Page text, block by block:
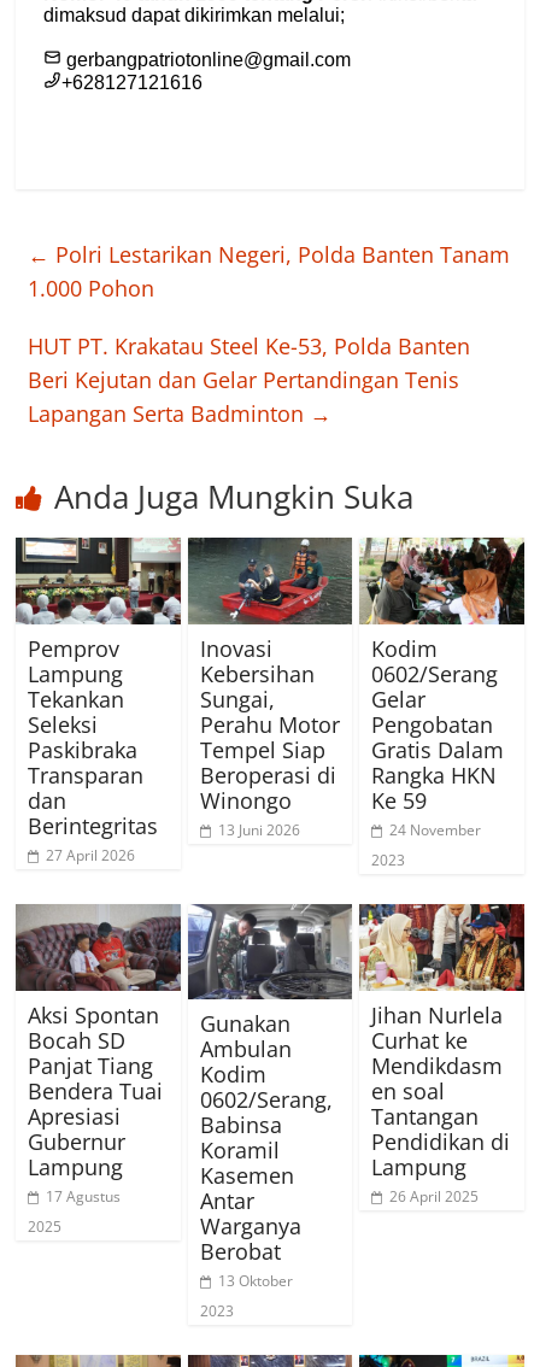
← Polri Lestarikan Negeri, Polda Banten Tanam
1.000 Pohon
HUT PT. Krakatau Steel Ke-53, Polda Banten
Beri Kejutan dan Gelar Pertandingan Tenis
Lapangan Serta Badminton →
Anda Juga Mungkin Suka
Pemprov
Lampung
Tekankan
Seleksi
Paskibraka
Transparan
dan
Berintegritas
27 April 2026
Inovasi
Kebersihan
Sungai,
Perahu Motor
Tempel Siap
Beroperasi di
Winongo
13 Juni 2026
Kodim
0602/Serang
Gelar
Pengobatan
Gratis Dalam
Rangka HKN
Ke 59
24 November
2023
Aksi Spontan
Bocah SD
Panjat Tiang
Bendera Tuai
Apresiasi
Gubernur
Lampung
17 Agustus
2025
Gunakan
Ambulan
Kodim
0602/Serang,
Babinsa
Koramil
Kasemen
Antar
Warganya
Berobat
13 Oktober
2023
Jihan Nurlela
Curhat ke
Mendikdasm
en soal
Tantangan
Pendidikan di
Lampung
26 April 2025